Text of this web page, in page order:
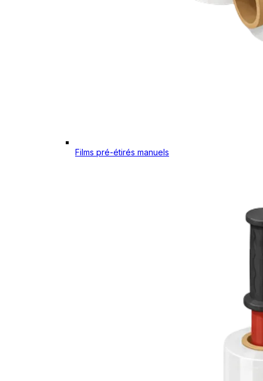
Films pré-étirés manuels